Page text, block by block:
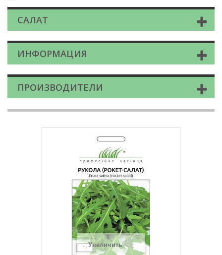
САЛАТ
ИНФОРМАЦИЯ
ПРОИЗВОДИТЕЛИ
Увеличить